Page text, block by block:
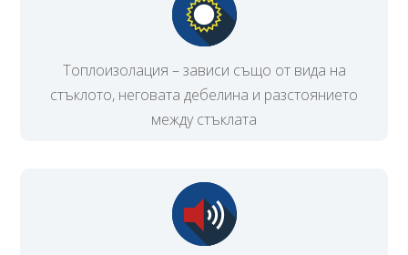
Топлоизолация – зависи също от вида на
стъклото, неговата дебелина и разстоянието
между стъклата